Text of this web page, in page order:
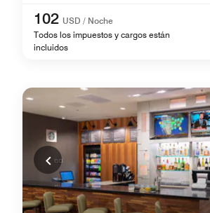
102 USD / Noche
Todos los impuestos y cargos están
incluidos